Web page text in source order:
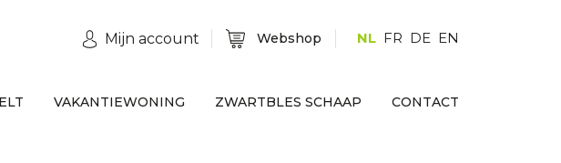
Mijn account Webshop NL FR DE EN
VAKANTIEWONING ZWARTBLES SCHAAP CONTACT